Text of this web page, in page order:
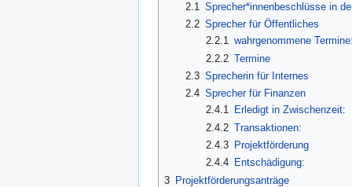
2.1 Sprecher*innenbeschlüsse in
2.2 Sprecher für Öffentliches
2.2.1 wahrgenommene
2.2.2 Termine
2.3 Sprecherin für Internes
2.4 Sprecher für Finanzen
2.4.1 Erledigt in Zwischenzeit:
2.4.2 Transaktionen:
2.4.3 Projektförderung
2.4.4 Entschädigung:
3 Projektförderungsanträge